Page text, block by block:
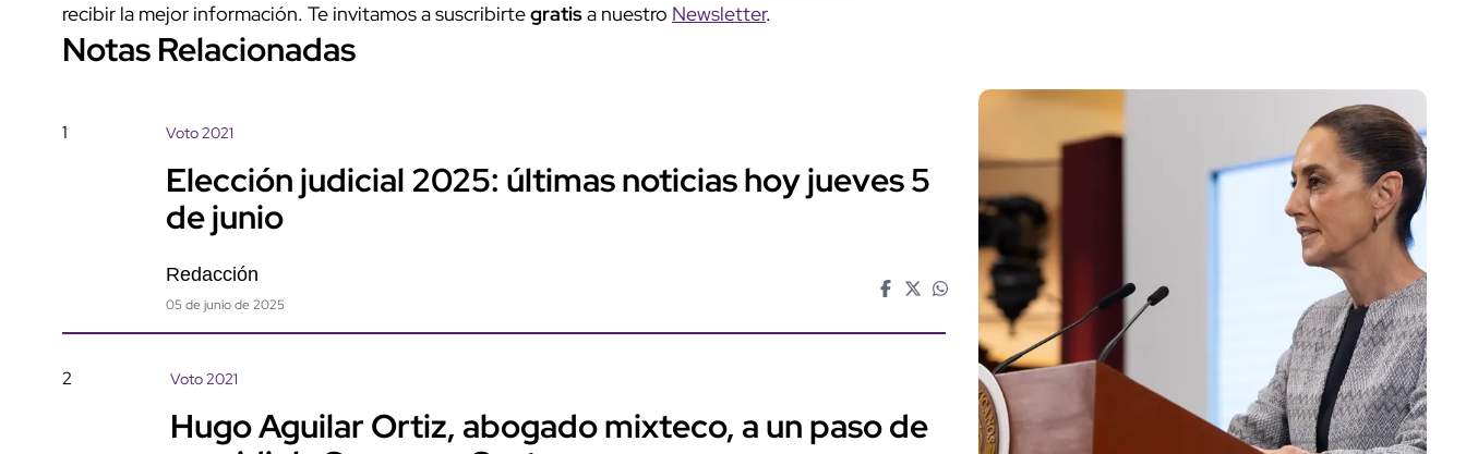
recibir la mejor información. Te invitamos a suscribirtegratisa nuestro Newsletter.
Notas Relacionadas
1 Voto 2021
Elección judicial 2025: últimas noticias hoy jueves 5
de junio
Redacción
05 de junio de 2025
2 Voto 2021
Hugo Aguilar Ortiz, abogado mixteco, a un paso de